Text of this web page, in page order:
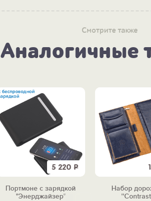
Смотрите также
Аналогичные
5 220 Р
Портмоне c зарядкой
"Энерджайзер"
Набор